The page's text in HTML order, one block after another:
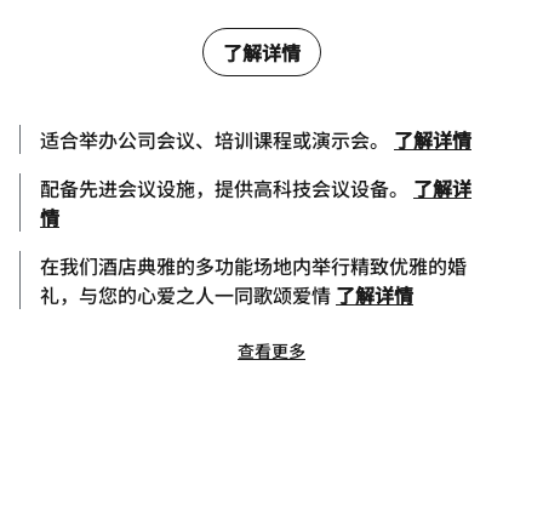
了解详情
适合举办公司会议、培训课程或演示会。
了解详情
配备先进会议设施，提供高科技会议设备。
了解详
情
在我们酒店典雅的多功能场地内举行精致优雅的婚
礼，与您的心爱之人一同歌颂爱情 了解详情
查看更多